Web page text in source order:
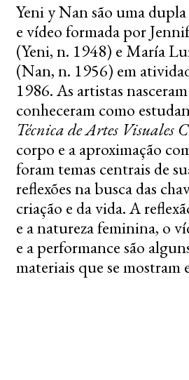
Yeni y Nan são uma
e vídeo formada por
(Yeni, n. 1948) e María
(Nan, n. 1956) em
1986. As artistas
conheceram como
Técnica de Artes Visuales
corpo e a aproximação
foram temas centrais de
reflexões na busca das
criação e da vida. A
e a natureza feminina, o
e a performance são
materiais que se mostram